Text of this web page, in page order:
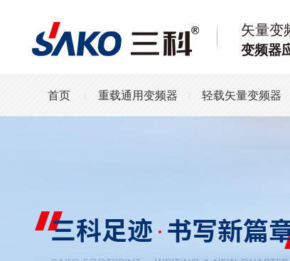
矢量变
变频器
首页 重载通用变频器 轻载矢量变频器